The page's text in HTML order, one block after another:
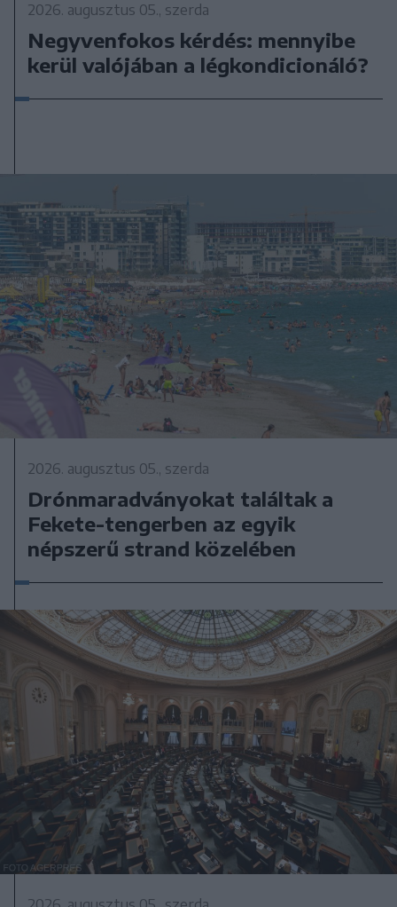
2026. augusztus 05., szerda
Negyvenfokos kérdés: mennyibe
kerül valójában a légkondicionáló?
2026. augusztus 05., szerda
Drónmaradványokat találtak a
Fekete-tengerben az egyik
népszerű strand közelében